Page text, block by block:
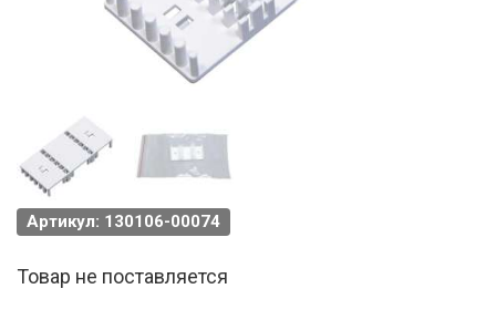
Артикул: 130106-00074
Товар не поставляется